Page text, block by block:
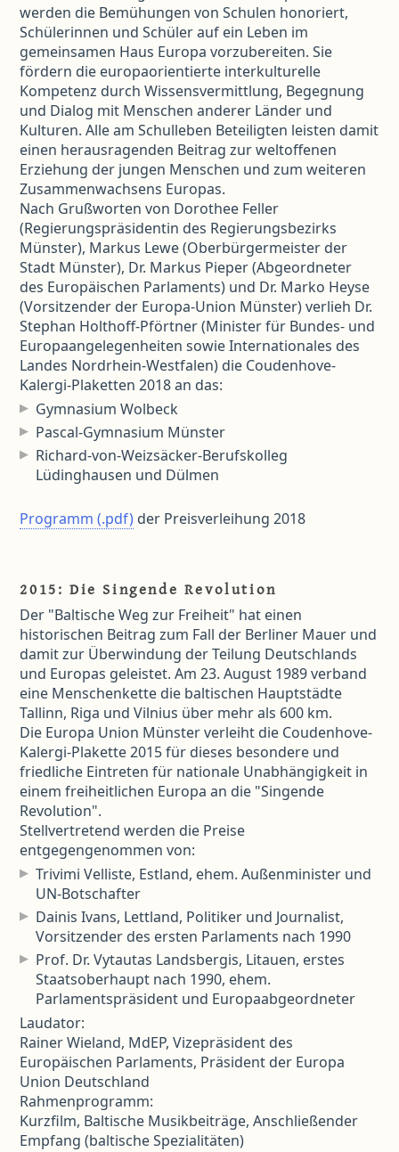
werden die Bemühungen von Schulen honoriert,
Schülerinnen und Schüler auf ein Leben im
gemeinsamen Haus Europa vorzubereiten. Sie
fördern die europaorientierte interkulturelle
Kompetenz durch Wissensvermittlung, Begegnung
und Dialog mit Menschen anderer Länder und
Kulturen. Alle am Schulleben Beteiligten leisten damit
einen herausragenden Beitrag zur weltoffenen
Erziehung der jungen Menschen und zum weiteren
Zusammenwachsens Europas.
Nach Grußworten von Dorothee Feller
(Regierungspräsidentin des Regierungsbezirks
Münster), Markus Lewe (Oberbürgermeister der
Stadt Münster), Dr. Markus Pieper (Abgeordneter
des Europäischen Parlaments) und Dr. Marko Heyse
(Vorsitzender der Europa-Union Münster) verlieh Dr.
Stephan Holthoff-Pförtner (Minister für Bundes- und
Europaangelegenheiten sowie Internationales des
Landes Nordrhein-Westfalen) die Coudenhove-
Kalergi-Plaketten 2018 an das:
Gymnasium Wolbeck
Pascal-Gymnasium Münster
Richard-von-Weizsäcker-Berufskolleg
Lüdinghausen und Dülmen
Programm (.pdf) der Preisverleihung 2018
2015: Die Singende Revolution
Der "Baltische Weg zur Freiheit" hat einen
historischen Beitrag zum Fall der Berliner Mauer und
damit zur Überwindung der Teilung Deutschlands
und Europas geleistet. Am 23. August 1989 verband
eine Menschenkette die baltischen Hauptstädte
Tallinn, Riga und Vilnius über mehr als 600 km.
Die Europa Union Münster verleiht die Coudenhove-
Kalergi-Plakette 2015 für dieses besondere und
friedliche Eintreten für nationale Unabhängigkeit in
einem freiheitlichen Europa an die "Singende
Revolution".
Stellvertretend werden die Preise
entgegengenommen von:
Trivimi Velliste, Estland, ehem. Außenminister und
UN-Botschafter
Dainis Ivans, Lettland, Politiker und Journalist,
Vorsitzender des ersten Parlaments nach 1990
Prof. Dr. Vytautas Landsbergis, Litauen, erstes
Staatsoberhaupt nach 1990, ehem.
Parlamentspräsident und Europaabgeordneter
Laudator:
Rainer Wieland, MdEP, Vizepräsident des
Europäischen Parlaments, Präsident der Europa
Union Deutschland
Rahmenprogramm:
Kurzfilm, Baltische Musikbeiträge, Anschließender
Empfang (baltische Spezialitäten)